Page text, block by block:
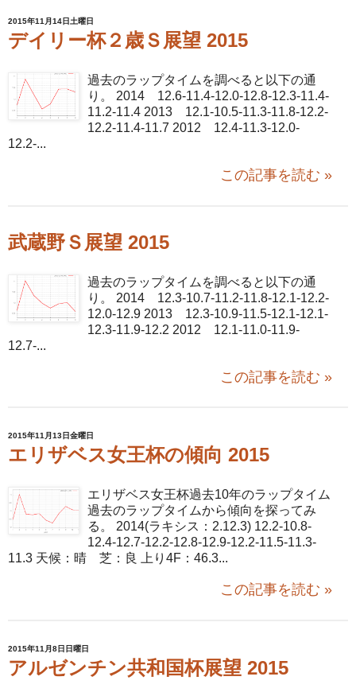
2015年11月14日土曜日
デイリー杯２歳Ｓ展望 2015
過去のラップタイムを調べると以下の通
り。 2014 12.6-11.4-12.0-12.8-12.3-11.4-
11.2-11.4 2013 12.1-10.5-11.3-11.8-12.2-
12.2-11.4-11.7 2012 12.4-11.3-12.0-
12.2-...
この記事を読む »
武蔵野Ｓ展望 2015
過去のラップタイムを調べると以下の通
り。 2014 12.3-10.7-11.2-11.8-12.1-12.2-
12.0-12.9 2013 12.3-10.9-11.5-12.1-12.1-
12.3-11.9-12.2 2012 12.1-11.0-11.9-
12.7-...
この記事を読む »
2015年11月13日金曜日
エリザベス女王杯の傾向 2015
エリザベス女王杯過去10年のラップタイム
過去のラップタイムから傾向を探ってみ
る。 2014(ラキシス：2.12.3) 12.2-10.8-
12.4-12.7-12.2-12.8-12.9-12.2-11.5-11.3-
11.3 天候：晴 芝：良 上り4F：46.3...
この記事を読む »
2015年11月8日日曜日
アルゼンチン共和国杯展望 2015